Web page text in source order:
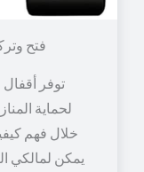
توفر أقفال
لحماية
خلال فهم
يمكن لمالكي